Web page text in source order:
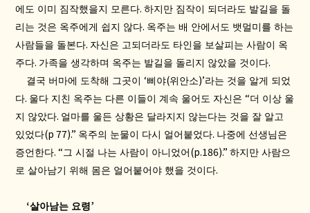
에도 이미 짐작했을지 모른다.하지만 짐작이 되더라도 발길을 돌
리는 것은 옥주에게 쉽지 않다. 옥주는 배 안에서도 뱃멀미를 하는
사람들을 돌본다. 자신은 고되더라도 타인을 보살피는 사람이 옥
주다. 가족을 생각하며 옥주는 발길을 돌리지 않았을 것이다.
결국 버마에 도착해 그곳이‘삐야(위안소)’라는 것을 알게 되었
다. 울다 지친 옥주는 다른 이들이 계속 울어도 자신은“더 이상 울
지 않았다. 얼마를 울든 상황은 달라지지 않는다는 것을 잘 알고
있었다(p 77).” 옥주의 눈물이 다시 얼어붙었다. 나중에 선생님은
증언한다. “ 그 시절 나는 사람이 아니었어 (p.186).”하지만 사람으
로 살아남기 위해 몸은 얼어붙어야 했을 것이다.
‘살아남는 요령’